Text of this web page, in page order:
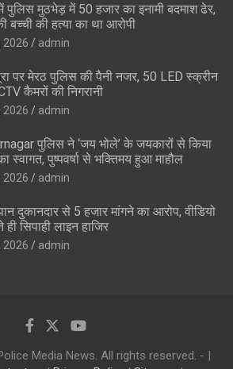
पुलिस मुठभेड़ में 50 हजार का इनामी बदमाश ढेर,
बच्ची की हत्या का था आरोपी
2026 admin
पर मेरठ पुलिस की पैनी नजर, 50 LED स्क्रीन
कैमरों की निगरानी
2026 admin
पुलिस ने ‘जय भोले’ के जयकारों से किया
स्वागत, पुष्पवर्षा से भक्तिमय हुआ माहौल
2026 admin
दुकानदार से 5 हजार मांगने का आरोप, वीडियो
ही सिपाही लाइन हाजिर
2026 admin
Media News. All rights reserved. - |